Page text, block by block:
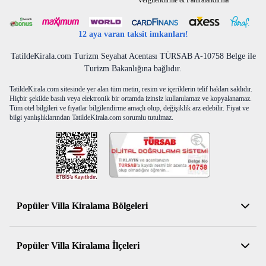
içe olan tüm villalarımızda düzenli olarak ilaçlama
yapılmaktadır. Bütün önlemlere rağmen çevrede kelebek,
Hasar, kırık, dökük, vb. için girişte
3500 TL depozito alınmaktadır. Herhangi bir kırık dökük,
kayıp ya da zarar ziyan gibi problemler olmadığı taktirde villa
çıkışında depozito geri iade edilmektedir.
NOT :
ücreti 3.000₺ karşılığında rezervasyon kabul edilmektedir.
12 aya varan taksit imkanları!
TatildeKirala.com Turizm Seyahat Acentası TÜRSAB A-10758 Belge ile
Turizm Bakanlığına bağlıdır.
TatildeKirala.com sitesinde yer alan tüm metin, resim ve içeriklerin telif hakları saklıdır.
Hiçbir şekilde basılı veya elektronik bir ortamda izinsiz kullanılamaz ve kopyalanamaz.
Tüm otel bilgileri ve fiyatlar bilgilendirme amaçlı olup, değişiklik arz edebilir. Fiyat ve
bilgi yanlışlıklarından TatildeKirala.com sorumlu tutulmaz.
Popüler Villa Kiralama Bölgeleri
Antalya Kiralık Villa
Muğla Kiralık Villa
Popüler Villa Kiralama İlçeleri